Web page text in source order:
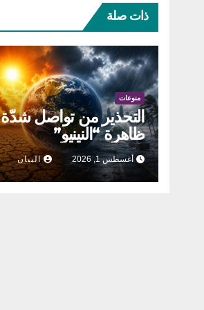
ذات صلة
منوعات
التحذير من تواصل شدّة
ظاهرة “النينيو”
أغسطس 1, 2026 البيان